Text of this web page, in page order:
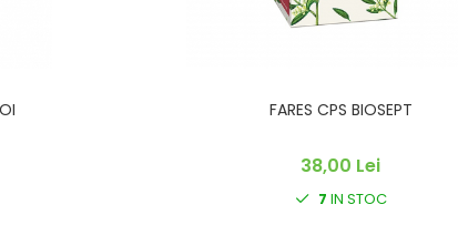
FARES CPS BIOSEPT
38,00 Lei
7 IN STOC